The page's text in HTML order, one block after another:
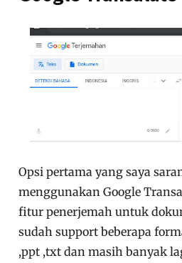
Opsi pertama yang saya
menggunakan Google
fitur penerjemah untuk
sudah support beberapa
,ppt ,txt dan masih banyak